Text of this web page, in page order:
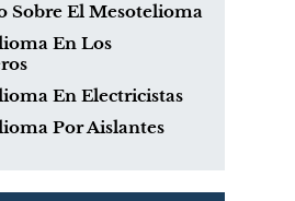
Sobre El Mesotelioma
En Los
En Electricistas
Por Aislantes